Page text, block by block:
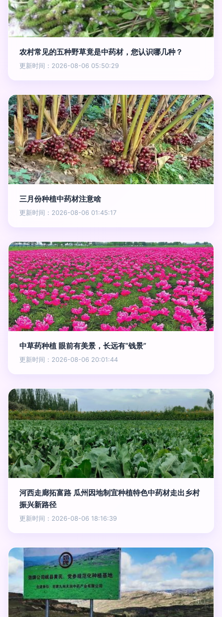
农村常见的五种野草竟是中药材，您认识哪几种？
更新时间：2026-08-06 05:50:29
三月份种植中药材注意啥
更新时间：2026-08-06 01:45:17
中草药种植 眼前有美景，长远有“钱景”
更新时间：2026-08-06 20:01:44
河西走廊拓富路 瓜州因地制宜种植特色中药材走出乡村
振兴新路径
更新时间：2026-08-06 18:16:39